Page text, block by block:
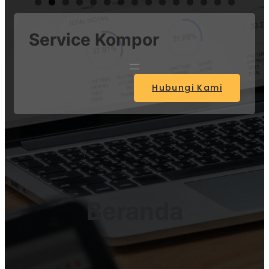
Service Kompor
Hubungi Kami
Beranda